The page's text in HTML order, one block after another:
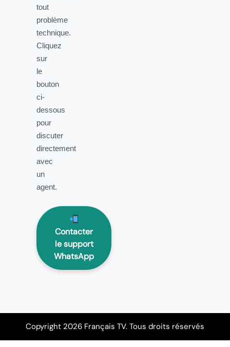
tout
problème
technique.
Cliquez
sur
le
bouton
ci-
dessous
pour
discuter
directement
avec
un
agent.
Contacter
le support
WhatsApp
Copyright 2026 Français TV. Tous droits réservés